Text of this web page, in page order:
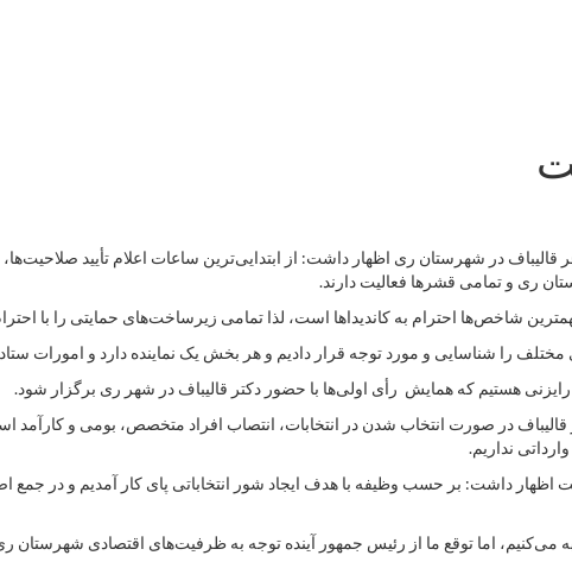
در شهرستان ری اظهار داشت: از ابتدایی‌ترین ساعات اعلام تأیید
و تمامی قشرها فعالیت دارند.
شاخص‌ها احترام به کاندیداها است، لذا تمامی زیرساخت‌های حمایتی را با
را شناسایی و مورد توجه قرار دادیم و هر بخش یک نماینده دارد و امورات
در صورت انتخاب شدن در انتخابات، انتصاب افراد متخصص، بومی و کارآمد
نداریم.
داشت: بر حسب وظیفه با هدف ایجاد شور انتخاباتی پای کار آمدیم و در جمع
می‌کنیم، اما توقع ما از رئیس جمهور آینده توجه به ظرفیت‌های اقتصادی